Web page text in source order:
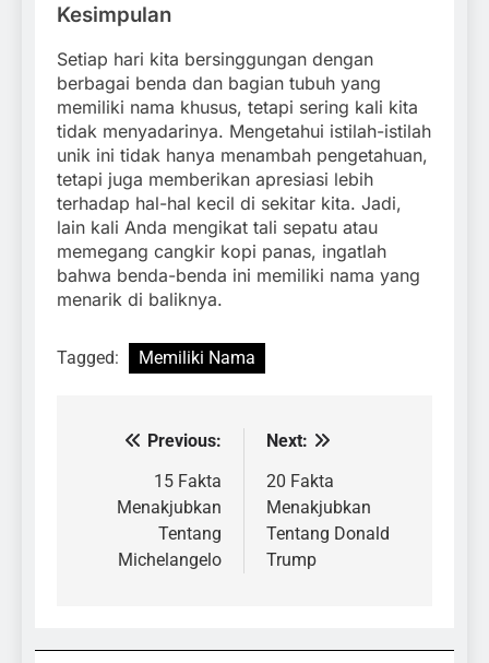
Kesimpulan
Setiap hari kita bersinggungan dengan
berbagai benda dan bagian tubuh yang
memiliki nama khusus, tetapi sering kali kita
tidak menyadarinya. Mengetahui istilah-istilah
unik ini tidak hanya menambah pengetahuan,
tetapi juga memberikan apresiasi lebih
terhadap hal-hal kecil di sekitar kita. Jadi,
lain kali Anda mengikat tali sepatu atau
memegang cangkir kopi panas, ingatlah
bahwa benda-benda ini memiliki nama yang
menarik di baliknya.
Tagged: Memiliki Nama
NavigasiPrevious:
15 Fakta
Menakjubkan
Tentang
Michelangelo
Next:
20 Fakta
Menakjubkan
Tentang Donald
Trump